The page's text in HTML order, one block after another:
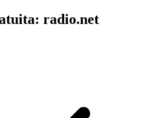
radio.net